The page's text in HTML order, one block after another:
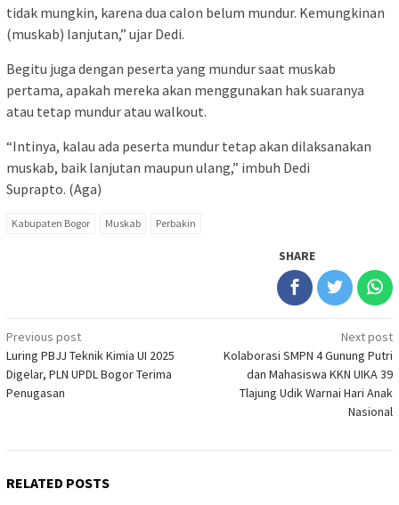
tidak mungkin, karena dua calon belum mundur. Kemungkinan
(muskab) lanjutan,” ujar Dedi.
Begitu juga dengan peserta yang mundur saat muskab
pertama, apakah mereka akan menggunakan hak suaranya
atau tetap mundur atau walkout.
“Intinya, kalau ada peserta mundur tetap akan dilaksanakan
muskab, baik lanjutan maupun ulang,” imbuh Dedi
Suprapto. (Aga)
Kabupaten Bogor Muskab Perbakin
SHARE
Post
navigation
Previous post
Luring PBJJ Teknik Kimia UI 2025
Digelar, PLN UPDL Bogor Terima
Penugasan
Next post
Kolaborasi SMPN 4 Gunung Putri
dan Mahasiswa KKN UIKA 39
Tlajung Udik Warnai Hari Anak
Nasional
RELATED POSTS